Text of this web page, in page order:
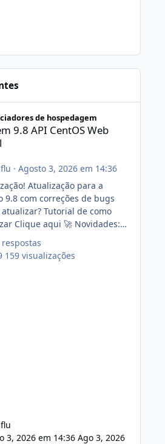
Web Panel
de hospedagem
9.8 API CentOS Web
· Agosto 3, 2026 em 14:36
para a
9.8 com correções de bugs
Tutorial de como
aqui 🚀 Novidades:
para consulta de sub.dominio
a usasr o isistem:
respostas
159 visualizações
3, 2026 em 14:36 Ago 3, 2026